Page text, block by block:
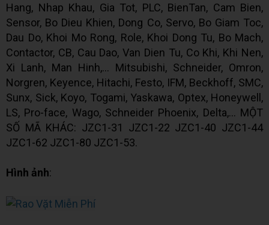
Hang, Nhap Khau, Gia Tot, PLC, BienTan, Cam Bien,
Sensor, Bo Dieu Khien, Dong Co, Servo, Bo Giam Toc,
Dau Do, Khoi Mo Rong, Role, Khoi Dong Tu, Bo Mach,
Contactor, CB, Cau Dao, Van Dien Tu, Co Khi, Khi Nen,
Xi Lanh, Man Hinh,... Mitsubishi, Schneider, Omron,
Norgren, Keyence, Hitachi, Festo, IFM, Beckhoff, SMC,
Sunx, Sick, Koyo, Togami, Yaskawa, Optex, Honeywell,
LS, Pro-face, Wago, Schneider Phoenix, Delta,... MỘT
SỐ MÃ KHÁC: JZC1-31 JZC1-22 JZC1-40 JZC1-44
JZC1-62 JZC1-80 JZC1-53.
Hình ảnh: